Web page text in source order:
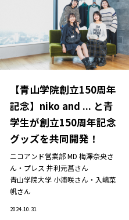
【青山学院創立150周年
記念】niko and ... と青
学生が創立150周年記念
グッズを共同開発！
ニコアンド営業部MD 梅澤奈央さ
ん・プレス 井利元菖さん
青山学院大学 小浦咲さん・入嶋菜
帆さん
2024.10.31